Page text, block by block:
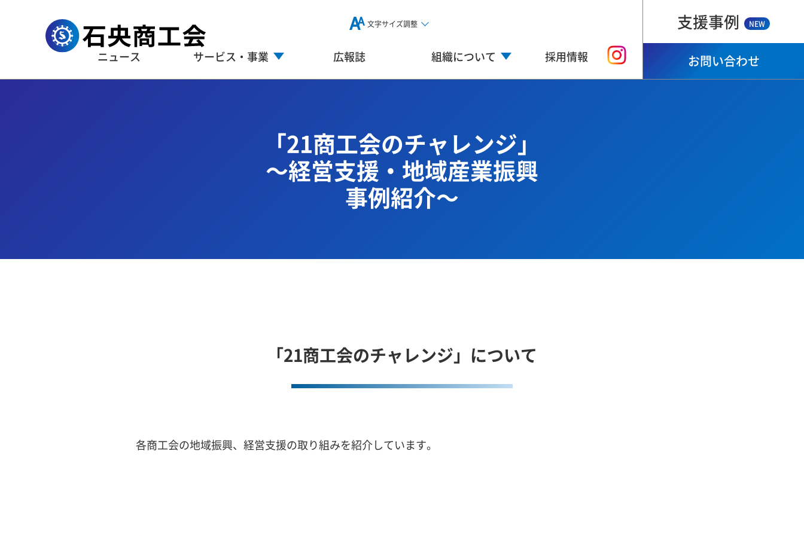
文字サイズ調整 支援事例 NEW
お問い合わせ
ニュース サービス・事業 広報誌 組織について 採用情報
「21商工会のチャレンジ」
～経営支援・地域産業振興
事例紹介～
「21商工会のチャレンジ」について
各商工会の地域振興、経営支援の取り組みを紹介しています。